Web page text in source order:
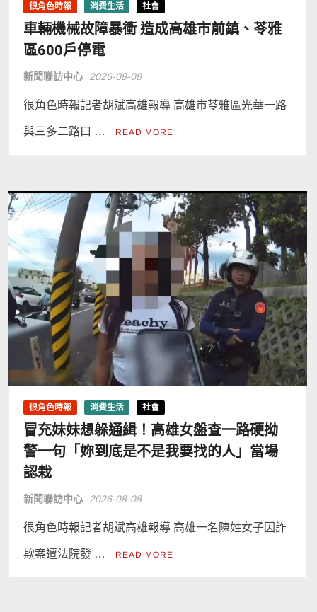
很角色時報 消費生活 社會
車輛機械故障暴衝 造成高雄市前鎮、苓雅
區600戶停電
新聞聯訪中心 2026-08-08
很角色時報記者胡斌高雄報導 高雄市苓雅區光華一路
與三多二路口 … READ MORE
很角色時報 消費生活 社會
冒充妹妹想躲通緝！高雄女盤查一路硬拗
警一句「妳到底是不是我要找的人」當場
認栽
新聞聯訪中心 2026-08-08
很角色時報記者胡斌高雄報導 高雄一名陳姓女子因詐
欺案遭法院發 … READ MORE